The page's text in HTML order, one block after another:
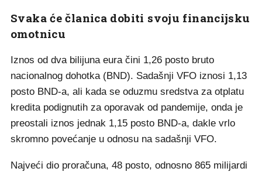
Svaka će članica dobiti svoju financijsku
omotnicu
Iznos od dva bilijuna eura čini 1,26 posto bruto
nacionalnog dohotka (BND). Sadašnji VFO iznosi 1,13
posto BND-a, ali kada se oduzmu sredstva za otplatu
kredita podignutih za oporavak od pandemije, onda je
preostali iznos jednak 1,15 posto BND-a, dakle vrlo
skromno povećanje u odnosu na sadašnji VFO.
Najveći dio proračuna, 48 posto, odnosno 865 milijardi